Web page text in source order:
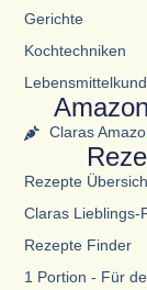
Gerichte
Kochtechniken
Claras
Rezepte
Claras Lieblings-
Rezepte Finder
1 Portion - Für